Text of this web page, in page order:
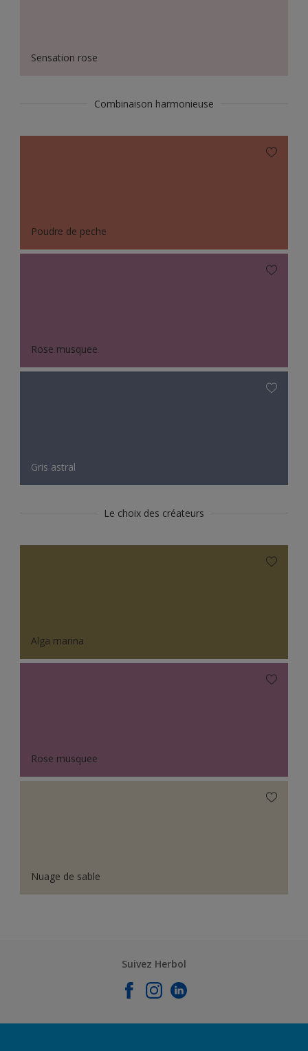
Sensation rose
Combinaison harmonieuse
Poudre de peche
Rose musquee
Gris astral
Le choix des créateurs
Alga marina
Rose musquee
Nuage de sable
Suivez Herbol